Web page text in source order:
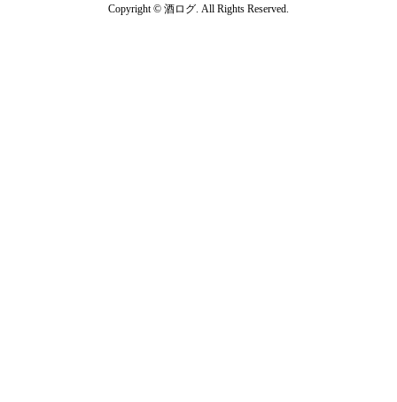
Copyright © 酒ログ. All Rights Reserved.